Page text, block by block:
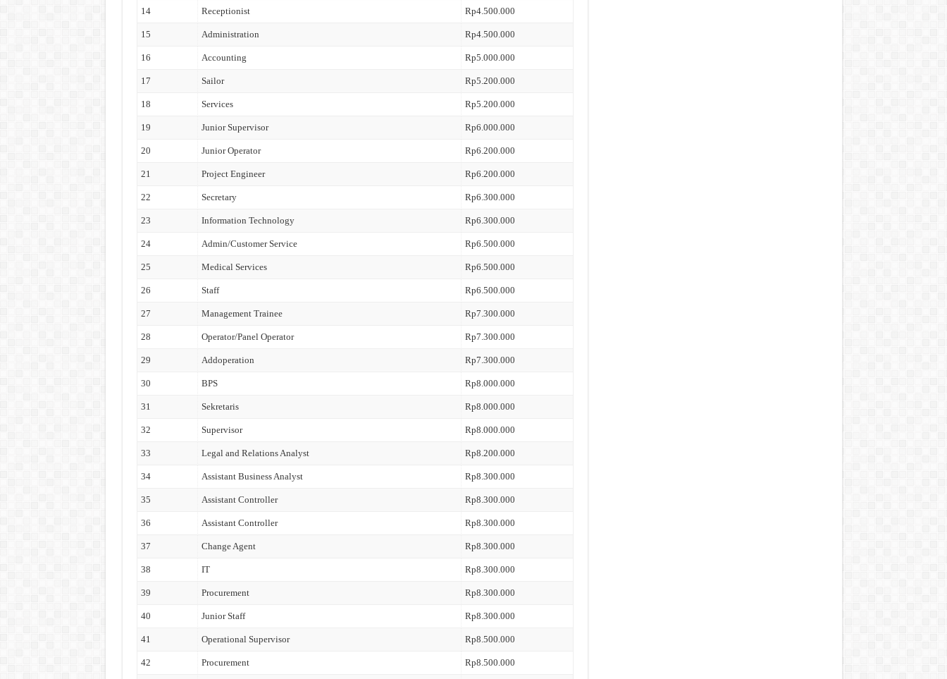
14 Receptionist Rp4.500.000
15 Administration Rp4.500.000
16 Accounting Rp5.000.000
17 Sailor Rp5.200.000
18 Services Rp5.200.000
19 Junior Supervisor Rp6.000.000
20 Junior Operator Rp6.200.000
21 Project Engineer Rp6.200.000
22 Secretary Rp6.300.000
23 Information Technology Rp6.300.000
24 Admin/Customer Service Rp6.500.000
25 Medical Services Rp6.500.000
26 Staff Rp6.500.000
27 Management Trainee Rp7.300.000
28 Operator/Panel Operator Rp7.300.000
29 Addoperation Rp7.300.000
30 BPS Rp8.000.000
31 Sekretaris Rp8.000.000
32 Supervisor Rp8.000.000
33 Legal and Relations Analyst Rp8.200.000
34 Assistant Business Analyst Rp8.300.000
35 Assistant Controller Rp8.300.000
36 Assistant Controller Rp8.300.000
37 Change Agent Rp8.300.000
38 IT Rp8.300.000
39 Procurement Rp8.300.000
40 Junior Staff Rp8.300.000
41 Operational Supervisor Rp8.500.000
42 Procurement Rp8.500.000